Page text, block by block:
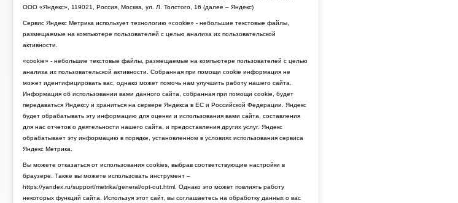
ООО «Яндекс», 119021, Россия, Москва, ул. Л. Толстого, 16 (далее – Яндекс)
Сервис Яндекс Метрика использует технологию «cookie» - небольшие текстовые файлы,
размещаемые на компьютере пользователей с целью анализа их пользовательской
активности.
«cookie» - небольшие текстовые файлы, размещаемые на компьютере пользователей с целью
анализа их пользовательской активности. Собранная при помощи cookie информация не
может идентифицировать вас, однако может помочь нам улучшить работу нашего сайта.
Информация об использовании вами данного сайта, собранная при помощи cookie, будет
передаваться Яндексу и храниться на сервере Яндекса в ЕС и Российской Федерации. Яндекс
будет обрабатывать эту информацию для оценки и использования вами сайта, составления
для нас отчетов о деятельности нашего сайта, и предоставления других услуг. Яндекс
обрабатывает эту информацию в порядке, установленном в условиях использования сервиса
Яндекс Метрика.
Вы можете отказаться от использования cookies, выбрав соответствующие настройки в
браузере. Также вы можете использовать инструмент –
https://yandex.ru/support/metrika/general/opt-out.html. Однако это может повлиять работу
некоторых функций сайта. Используя этот сайт, вы соглашаетесь на обработку данных о вас